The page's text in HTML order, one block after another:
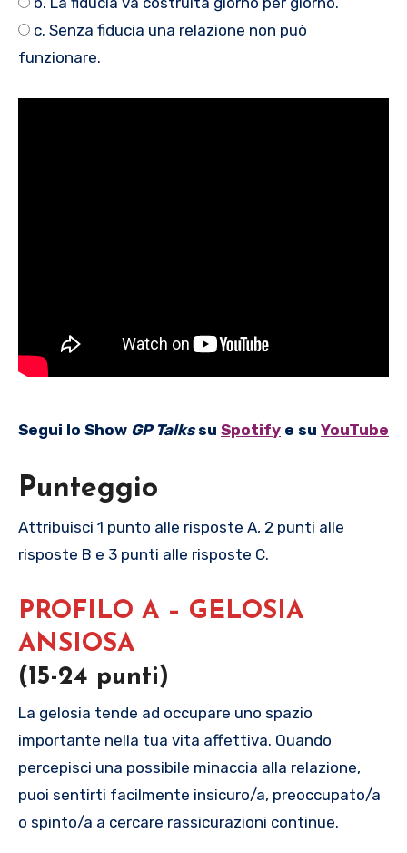
c. Senza fiducia una relazione non può
funzionare.
Segui lo Show GP Talkssu Spotify e su YouTube
Punteggio
Attribuisci 1 punto alle risposte A, 2 punti alle
risposte B e 3 punti alle risposte C.
PROFILO A – GELOSIA
ANSIOSA
(15-24 punti)
La gelosia tende ad occupare uno spazio
importante nella tua vita affettiva. Quando
percepisci una possibile minaccia alla relazione,
puoi sentirti facilmente insicuro/a, preoccupato/a
o spinto/a a cercare rassicurazioni continue.